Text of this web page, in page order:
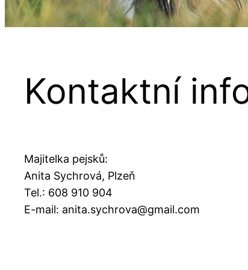
Kontaktní
Majitelka pejsků:
Anita Sychrová, Plzeň
Tel.: 608 910 904
E-mail: anita.sychrova@gmail.com